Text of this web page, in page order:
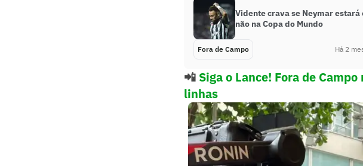
Vidente crava se Neymar estará
não na Copa do Mundo
Fora de Campo Há 2
📲 Siga o Lance! Fora de
linhas